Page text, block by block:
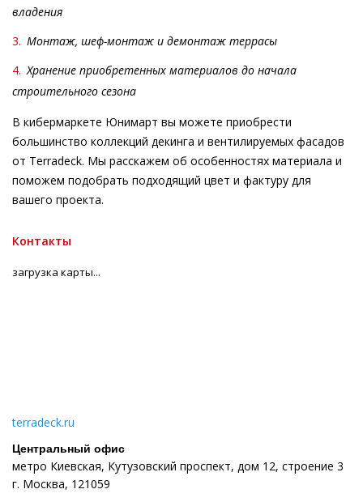
владения
3. Монтаж, шеф-монтаж и демонтаж террасы
4. Хранение приобретенных материалов до начала
строительного сезона
В кибермаркете Юнимарт вы можете приобрести
большинство коллекций декинга и вентилируемых фасадов
от Terradeck. Мы расскажем об особенностях материала и
поможем подобрать подходящий цвет и фактуру для
вашего проекта.
Контакты
terradeck.ru
Центральный офис
метро Киевская, Кутузовский проспект, дом 12, строение 3
г. Москва, 121059
загрузка карты...